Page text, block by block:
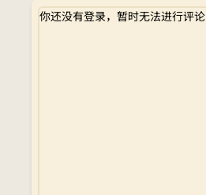
你还没有登录，暂时无法进行评论